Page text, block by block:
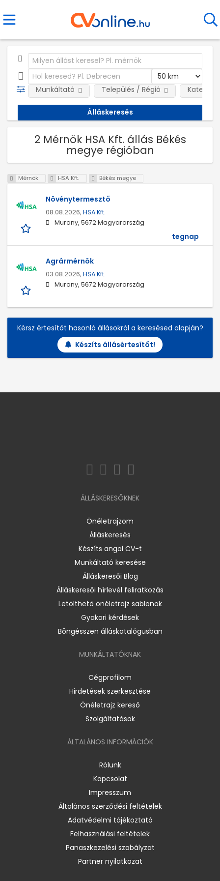
Munkáltató Település / Régió
2 Mérnök HSA Kft. állás Békés
megye régióban
Mérnök HSA Kft. Békés megye
Növénytermesztő
08.08.2026, HSA Kft.
Murony, 5672 Magyarország
tegnap
Agrármérnök
03.08.2026, HSA Kft.
Murony, 5672 Magyarország
Kérsz értesítőt hasonló állásokról a keresésed alapján?
Készíts állásértesítőt!
ÁLLÁSKERESŐKNEK
Önéletrajzom
Álláskeresés
Készíts angol CV-t
Munkáltató keresése
Álláskeresői Blog
Álláskeresői hírlevél feliratkozás
Letölthető önéletrajz sablonok
Gyakori kérdések
Böngésszen álláskatalógusban
MUNKÁLTATÓKNAK
Cégprofilom
Hirdetések szerkesztése
Önéletrajz kereső
Szolgáltatások
ÁLTALÁNOS INFORMÁCIÓK
Rólunk
Kapcsolat
Impresszum
Általános szerződési feltételek
Adatvédelmi tájékoztató
Felhasználási feltételek
Panaszkezelési szabályzat
Partner nyilatkozat